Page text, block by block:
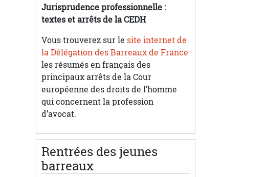
Jurisprudence professionnelle :
textes et arrêts de la CEDH
Vous trouverez sur le site internet de
la Délégation des Barreaux de France
les résumés en français des
principaux arrêts de la Cour
européenne des droits de l’homme
qui concernent la profession
d’avocat.
Rentrées des jeunes
barreaux